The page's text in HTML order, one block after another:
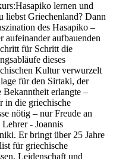
lernen und
liebst Griechenland? Dann
des Hasapiko –
aufeinander aufbauenden
für Schritt die
dieses
Kultur verwurzelt
für den Sirtaki, der
erlangte –
in die griechische
nötig – nur Freude an
- Joannis
Er bringt über 25 Jahre
für griechische
Leidenschaft und